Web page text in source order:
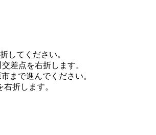
してください。
差点を右折します。
まで進んでください。
折します。